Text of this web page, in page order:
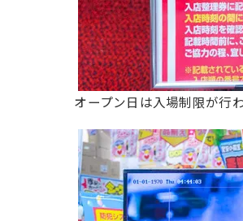
オープン日は入場制限が行